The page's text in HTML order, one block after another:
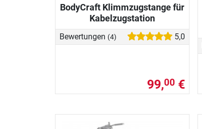
BodyCraft Klimmzugstange für
Kabelzugstation
Bewertungen (4) 5,0
99,00 €